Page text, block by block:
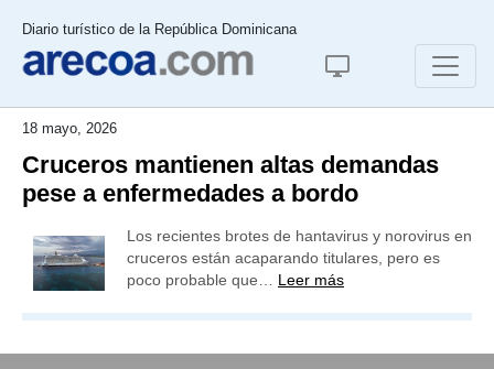
Diario turístico de la República Dominicana
18 mayo, 2026
Cruceros mantienen altas demandas
pese a enfermedades a bordo
Los recientes brotes de hantavirus y norovirus en
cruceros están acaparando titulares, pero es
poco probable que… Leer más